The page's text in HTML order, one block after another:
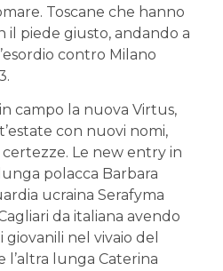
Toscane che hanno
il piede giusto, andando a
contro Milano
campo la nuova Virtus,
con nuovi nomi,
Le new entry in
polacca Barbara
ucraina Serafyma
da italiana avendo
nel vivaio del
l’altra lunga Caterina